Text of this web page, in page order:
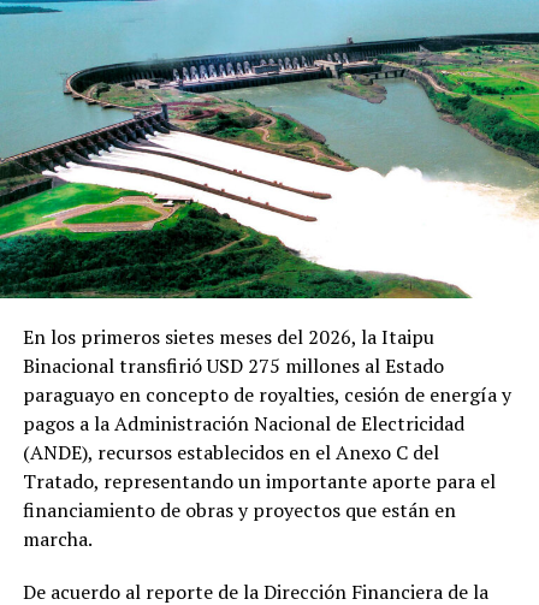
INVESTIGADORA DE LA FACEN REGISTRA POR PRIMERA VEZ UNA
ARRIBA SIGUIENTE
Trasplante de órgano beneficia a agricultor luego de 3
años de lucha contra la insuficiencia renal
NO SE PIERDA
EE.UU. oficializa designación del PCC y al Comando
Vermelho como organizaciones terroristas globales
En los primeros sietes meses del 2026, la Itaipu
Binacional transfirió USD 275 millones al Estado
paraguayo en concepto de royalties, cesión de energía y
pagos a la Administración Nacional de Electricidad
(ANDE), recursos establecidos en el Anexo C del
Tratado, representando un importante aporte para el
financiamiento de obras y proyectos que están en
marcha.
De acuerdo al reporte de la Dirección Financiera de la